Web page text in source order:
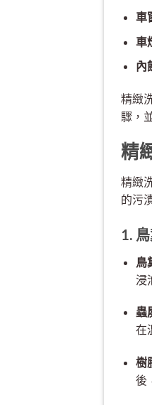
車
車
內
精緻
驟，
精
精緻
的污
1.
鳥
浸
蟲
在
樹
後